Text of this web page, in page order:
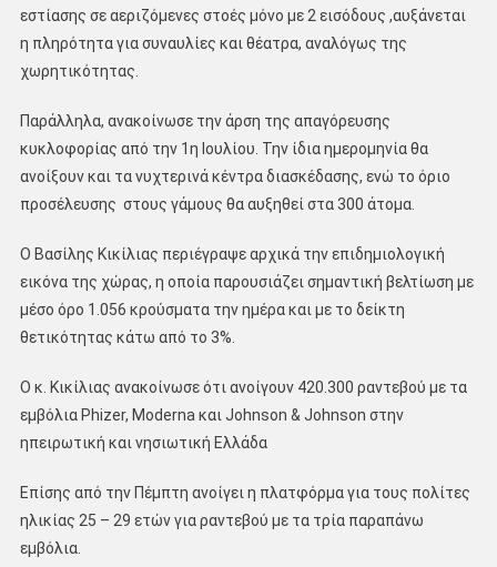
εστίασης σε αεριζόμενες στοές μόνο με 2 εισόδους ,αυξάνεται
η πληρότητα για συναυλίες και θέατρα, αναλόγως της
χωρητικότητας.
Παράλληλα, ανακοίνωσε την άρση της απαγόρευσης
κυκλοφορίας από την 1η Ιουλίου. Την ίδια ημερομηνία θα
ανοίξουν και τα νυχτερινά κέντρα διασκέδασης, ενώ το όριο
προσέλευσης στους γάμους θα αυξηθεί στα 300 άτομα.
Ο Βασίλης Κικίλιας περιέγραψε αρχικά την επιδημιολογική
εικόνα της χώρας, η οποία παρουσιάζει σημαντική βελτίωση με
μέσο όρο 1.056 κρούσματα την ημέρα και με το δείκτη
θετικότητας κάτω από το 3%.
Ο κ. Κικίλιας ανακοίνωσε ότι ανοίγουν 420.300 ραντεβού με τα
εμβόλια Phizer, Moderna και Johnson & Johnson στην
ηπειρωτική και νησιωτική Ελλάδα
Επίσης από την Πέμπτη ανοίγει η πλατφόρμα για τους πολίτες
ηλικίας 25 – 29 ετών για ραντεβού με τα τρία παραπάνω
εμβόλια.